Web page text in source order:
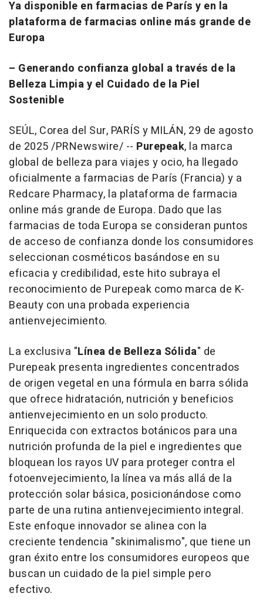
Ya disponible en farmacias de París y en la
plataforma de farmacias online más grande de
Europa
– Generando confianza global a través de la
Belleza Limpia y el Cuidado de la Piel
Sostenible
SEÚL, Corea del Sur, PARÍS y MILÁN, 29 de agosto
de 2025/PRNewswire/ -- Purepeak, la marca
global de belleza para viajes y ocio, ha llegado
oficialmente a farmacias de París (Francia) y a
Redcare Pharmacy, la plataforma de farmacia
online más grande de Europa. Dado que las
farmacias de toda Europa se consideran puntos
de acceso de confianza donde los consumidores
seleccionan cosméticos basándose en su
eficacia y credibilidad, este hito subraya el
reconocimiento de Purepeak como marca de K-
Beauty con una probada experiencia
antienvejecimiento.
La exclusiva "Línea de Belleza Sólida" de
Purepeak presenta ingredientes concentrados
de origen vegetal en una fórmula en barra sólida
que ofrece hidratación, nutrición y beneficios
antienvejecimiento en un solo producto.
Enriquecida con extractos botánicos para una
nutrición profunda de la piel e ingredientes que
bloquean los rayos UV para proteger contra el
fotoenvejecimiento, la línea va más allá de la
protección solar básica, posicionándose como
parte de una rutina antienvejecimiento integral.
Este enfoque innovador se alinea con la
creciente tendencia "skinimalismo", que tiene un
gran éxito entre los consumidores europeos que
buscan un cuidado de la piel simple pero
efectivo.